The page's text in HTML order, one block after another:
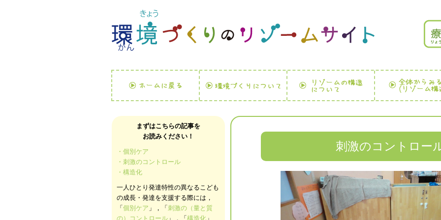
まずはこちらの記事を
お読みください！
・個別ケア
・刺激のコントロール
・構造化
一人ひとり発達特性の異なるこども
の成長・発達を支援する際には，
「 個別ケア 」，「 刺激の（量と質
の）コントロール 」，「 構造化 」
刺激のコントロー